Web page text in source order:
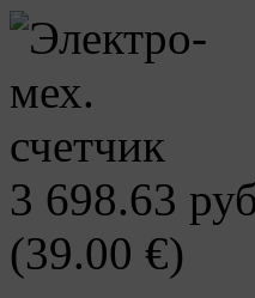
3 698.63
(39.00 €)